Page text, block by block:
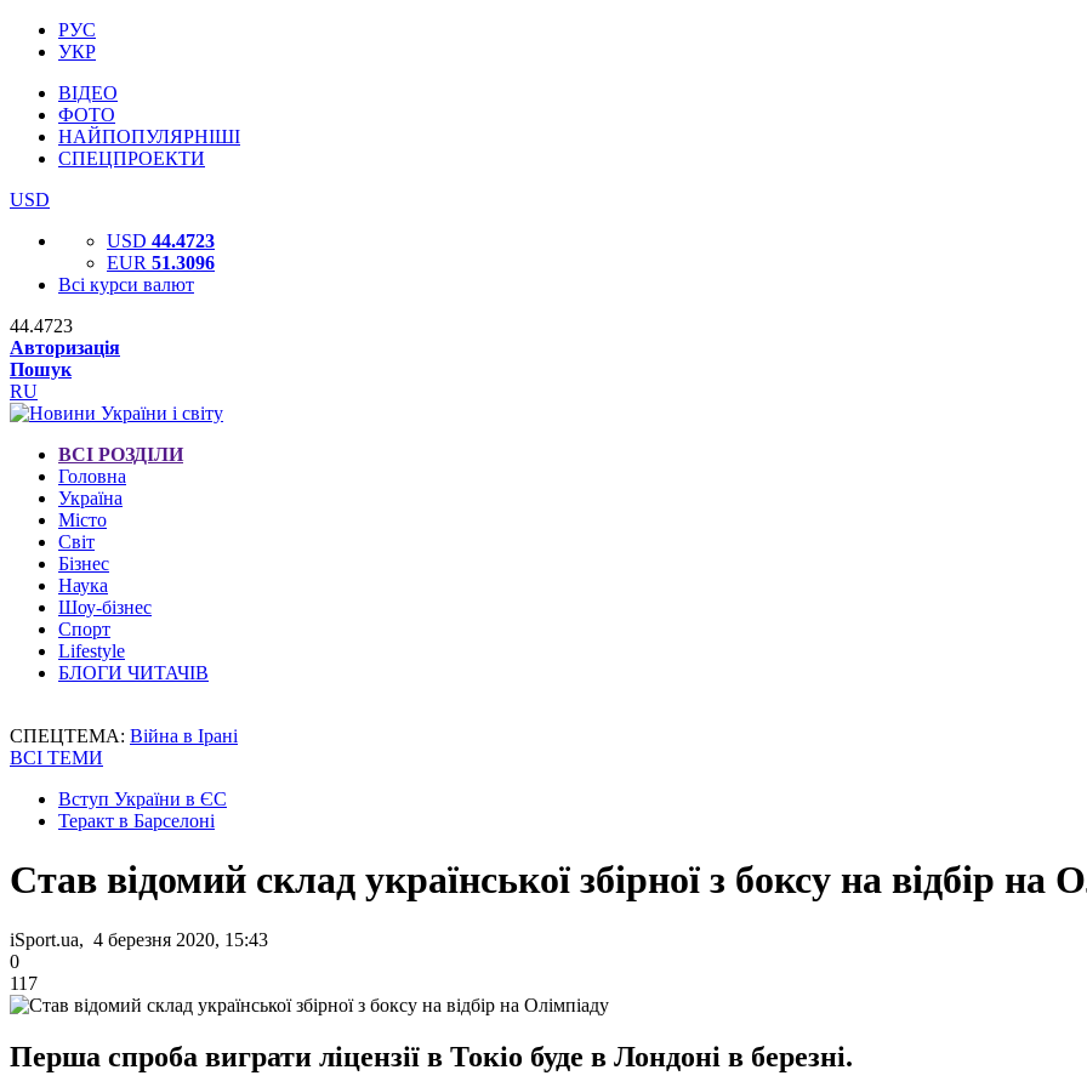
РУС
УКР
ВІДЕО
ФОТО
НАЙПОПУЛЯРНІШІ
СПЕЦПРОЕКТИ
USD
USD 44.4723
EUR 51.3096
Всі курси валют
44.4723
Авторизація
Пошук
RU
ВСІ РОЗДІЛИ
Головна
Україна
Місто
Світ
Бізнес
Наука
Шоу-бізнес
Спорт
Lifestyle
БЛОГИ ЧИТАЧІВ
СПЕЦТЕМА: Війна в Ірані
ВСІ ТЕМИ
Вступ України в ЄС
Теракт в Барселоні
Став відомий склад української збірної з боксу на відбір на
iSport.ua, 4 березня 2020, 15:43
0
117
Перша спроба виграти ліцензії в Токіо буде в Лондоні в березні.